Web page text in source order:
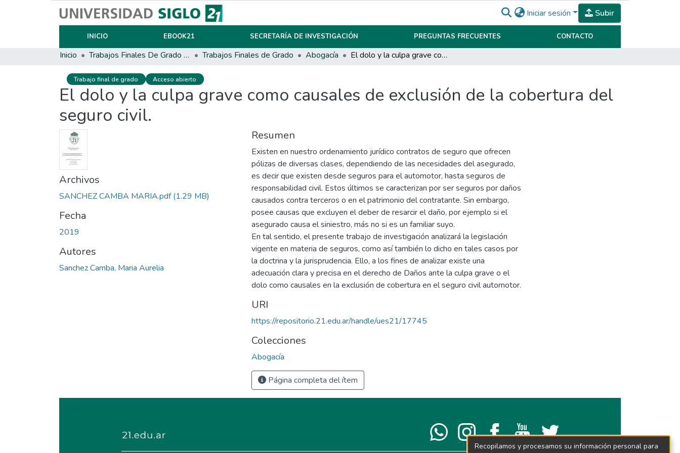
Iniciar sesión Subir
INICIO EBOOK21 SECRETARÍA DE INVESTIGACIÓN PREGUNTAS FRECUENTES CONTACTO
Inicio Trabajos Finales De Grado Y Posgrado Trabajos Finales de Grado Abogacía El dolo y la culpa grave como causales de exclusión de la cobertura del seguro civil.
Trabajo final de grado Acceso abierto
El dolo y la culpa grave como causales de exclusión de la cobertura del
seguro civil.
Archivos
SANCHEZ CAMBA MARIA.pdf(1.29 MB)
Fecha
2019
Autores
Sanchez Camba, Maria Aurelia
Resumen
Existen en nuestro ordenamiento jurídico contratos de seguro que ofrecen
pólizas de diversas clases, dependiendo de las necesidades del asegurado,
es decir que existen desde seguros para el automotor, hasta seguros de
responsabilidad civil. Estos últimos se caracterizan por ser seguros por daños
causados contra terceros o en el patrimonio del contratante. Sin embargo,
posee causas que excluyen el deber de resarcir el daño, por ejemplo si el
asegurado causa el siniestro, más no si es un familiar suyo.
En tal sentido, el presente trabajo de investigación analizará la legislación
vigente en materia de seguros, como así también lo dicho en tales casos por
la doctrina y la jurisprudencia. Ello, a los fines de analizar existe una
adecuación clara y precisa en el derecho de Daños ante la culpa grave o el
dolo como causales en la exclusión de cobertura en el seguro civil automotor.
URI
https://repositorio.21.edu.ar/handle/ues21/17745
Colecciones
Abogacía
Página completa del ítem
Recopilamos y procesamos su información personal para